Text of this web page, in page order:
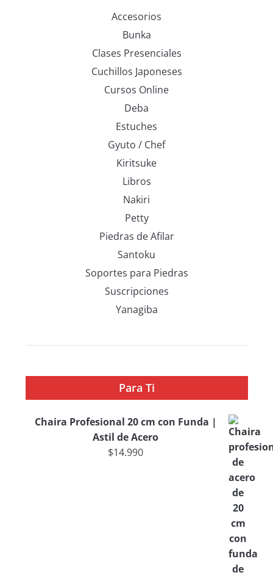
Accesorios
Bunka
Clases Presenciales
Cuchillos Japoneses
Cursos Online
Deba
Estuches
Gyuto / Chef
Kiritsuke
Libros
Nakiri
Petty
Piedras de Afilar
Santoku
Soportes para Piedras
Suscripciones
Yanagiba
Para Ti
Chaira Profesional 20 cm con Funda |
Astil de Acero
$14.990